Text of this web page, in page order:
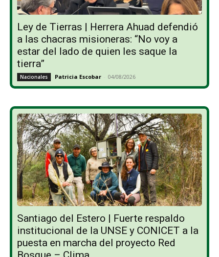
Ley de Tierras | Herrera Ahuad defendió
a las chacras misioneras: “No voy a
estar del lado de quien les saque la
tierra”
Nacionales Patricia Escobar - 04/08/2026
Santiago del Estero | Fuerte respaldo
institucional de la UNSE y CONICET a la
puesta en marcha del proyecto Red